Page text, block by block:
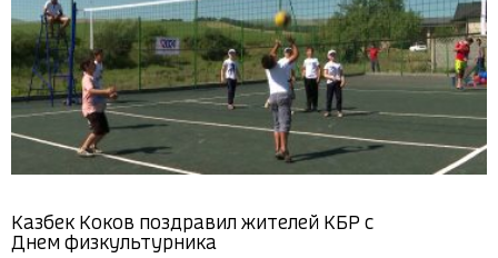
Казбек Коков поздравил жителей КБР с
Днем физкультурника